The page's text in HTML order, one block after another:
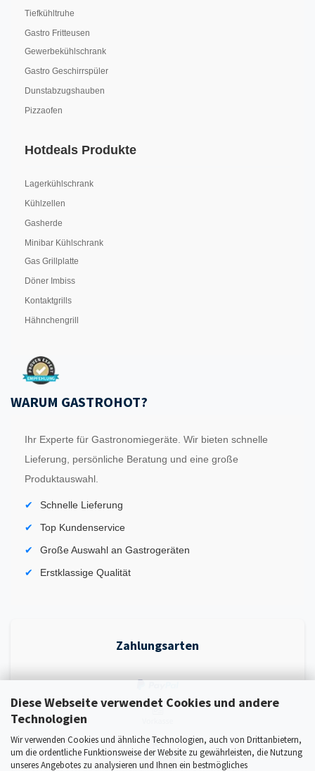
Diese Webseite verwendet Cookies und andere
Technologien
Wir verwenden Cookies und ähnliche Technologien, auch von Drittanbietern,
um die ordentliche Funktionsweise der Website zu gewährleisten, die Nutzung
unseres Angebotes zu analysieren und Ihnen ein bestmögliches
Tiefkühltruhe
Gastro Fritteusen
Gewerbekühlschrank
Gastro Geschirrspüler
Dunstabzugshauben
Pizzaofen
Hotdeals Produkte
Lagerkühlschrank
Kühlzellen
Gasherde
Minibar Kühlschrank
Gas Grillplatte
Döner Imbiss
Kontaktgrills
Hähnchengrill
WARUM GASTROHOT?
Ihr Experte für Gastronomiegeräte. Wir bieten schnelle
Lieferung, persönliche Beratung und eine große
Produktauswahl.
Schnelle Lieferung
Top Kundenservice
Große Auswahl an Gastrogeräten
Erstklassige Qualität
Zahlungsarten